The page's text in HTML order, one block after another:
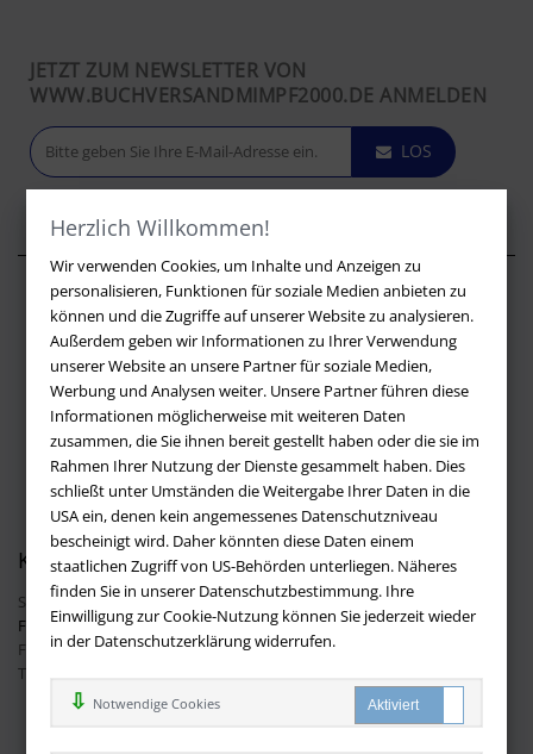
Herzlich Willkommen!
Wir verwenden Cookies, um Inhalte und Anzeigen zu
personalisieren, Funktionen für soziale Medien anbieten zu
können und die Zugriffe auf unserer Website zu analysieren.
Außerdem geben wir Informationen zu Ihrer Verwendung
unserer Website an unsere Partner für soziale Medien,
Werbung und Analysen weiter. Unsere Partner führen diese
Informationen möglicherweise mit weiteren Daten
zusammen, die Sie ihnen bereit gestellt haben oder die sie im
Rahmen Ihrer Nutzung der Dienste gesammelt haben. Dies
schließt unter Umständen die Weitergabe Ihrer Daten in die
USA ein, denen kein angemessenes Datenschutzniveau
bescheinigt wird. Daher könnten diese Daten einem
staatlichen Zugriff von US-Behörden unterliegen. Näheres
finden Sie in unserer Datenschutzbestimmung. Ihre
Einwilligung zur Cookie-Nutzung können Sie jederzeit wieder
in der Datenschutzerklärung widerrufen.
Notwendige Cookies
JETZT ZUM NEWSLETTER VON
WWW.BUCHVERSANDMIMPF2000.DE ANMELDEN
LOS
Über buchversandmimpf2000.de
Impressum
Versandbedingungen
Widerruf
Batteriehinweis
AGB
Datenschutz
Kontakt
Sie haben Fragen?Hier finden Sie Antworten auf häufig gestellte
Fragen.
Fragen per E-Mail:info@buchversandmimpf2000.de
Telefon: +49 (0)9209 20 23 188
Ihre Vorteile bei uns